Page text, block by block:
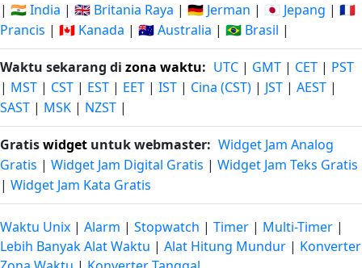
| 🇮🇳 India | 🇬🇧 Britania Raya | 🇩🇪 Jerman | 🇯🇵 Jepang | 🇫🇷
Prancis | 🇨🇦 Kanada | 🇦🇺 Australia | 🇧🇷 Brasil |
Waktu sekarang di zona waktu: UTC | GMT | CET | PST
| MST | CST | EST | EET | IST | Cina (CST) | JST | AEST |
SAST | MSK | NZST |
Gratiswidget untuk webmaster: Widget Jam Analog
Gratis | Widget Jam Digital Gratis | Widget Jam Teks Gratis
| Widget Jam Kata Gratis
Waktu Unix | Alarm | Stopwatch | Timer | Multi-Timer |
Lebih Banyak Alat Waktu | Alat Hitung Mundur | Konverter